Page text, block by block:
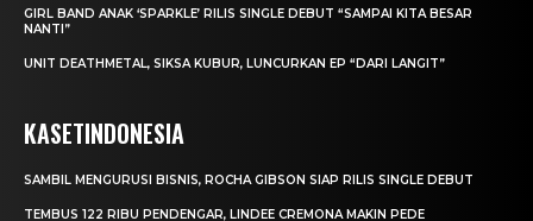
GIRL BAND ANAK ‘SPARKLE’ RILIS SINGLE DEBUT “SAMPAI KITA BESAR
NANTI”
UNIT DEATHMETAL, SIKSA KUBUR, LUNCURKAN EP “DARI LANGIT”
KASETINDONESIA
SAMBIL MENGURUSI BISNIS, ROCHA GIBSON SIAP RILIS SINGLE DEBUT
TEMBUS 122 RIBU PENDENGAR, LINDEE CREMONA MAKIN PEDE